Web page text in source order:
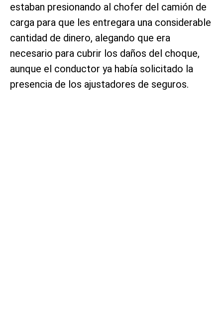
estaban presionando al chofer del camión de
carga para que les entregara una considerable
cantidad de dinero, alegando que era
necesario para cubrir los daños del choque,
aunque el conductor ya había solicitado la
presencia de los ajustadores de seguros.